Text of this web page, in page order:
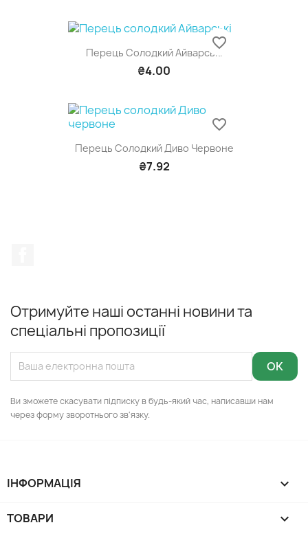
Перець Солодкий Айварські
₴4.00
favorite_border
Перець Солодкий Диво Червоне
₴7.92
favorite_border
Отримуйте наші останні новини та
спеціальні пропозиції
Ви зможете скасувати підписку в будь-який час, написавши нам
через форму зворотнього зв'язку.
ІНФОРМАЦІЯ 
ТОВАРИ 